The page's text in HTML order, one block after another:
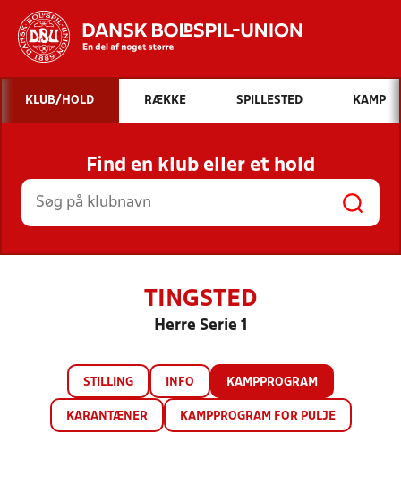
Hvad vil du søge efter?
INDHOLD OG NYHEDER
STILLINGER, RESULTATER, KLUBBER OG
HOLD
KLUB/HOLD RÆKKE SPILLESTED KAMP
Find en klub eller et hold
TINGSTED
Herre Serie 1
STILLING INFO KAMPPROGRAM
KARANTÆNER KAMPPROGRAM FOR PULJE